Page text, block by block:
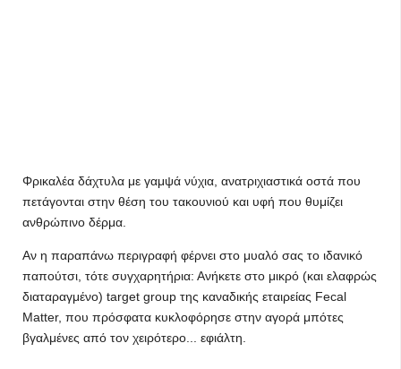
Φρικαλέα δάχτυλα με γαμψά νύχια, ανατριχιαστικά οστά που
πετάγονται στην θέση του τακουνιού και υφή που θυμίζει
ανθρώπινο δέρμα.
Αν η παραπάνω περιγραφή φέρνει στο μυαλό σας το ιδανικό
παπούτσι, τότε συγχαρητήρια: Ανήκετε στο μικρό (και ελαφρώς
διαταραγμένο) target group της καναδικής εταιρείας Fecal
Matter, που πρόσφατα κυκλοφόρησε στην αγορά μπότες
βγαλμένες από τον χειρότερο... εφιάλτη.